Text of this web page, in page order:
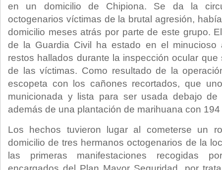
en un domicilio de Chipiona. Se da la
octogenarios víctimas de la brutal agresión,
domicilio meses atrás por parte de este grupo.
de la Guardia Civil ha estado en el minucioso
restos hallados durante la inspección ocular
de las víctimas. Como resultado de la
escopeta con los cañones recortados, que
municionada y lista para ser usada debajo
además de una plantación de marihuana con
Los hechos tuvieron lugar al cometerse un
domicilio de tres hermanos octogenarios de la
las primeras manifestaciones recogidas